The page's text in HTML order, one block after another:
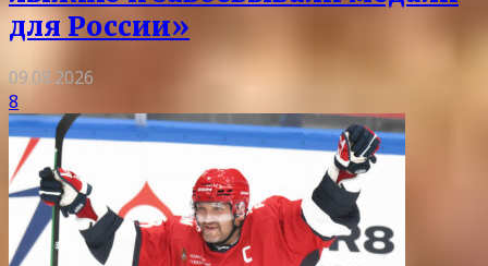
для России»
09.08.2026
8